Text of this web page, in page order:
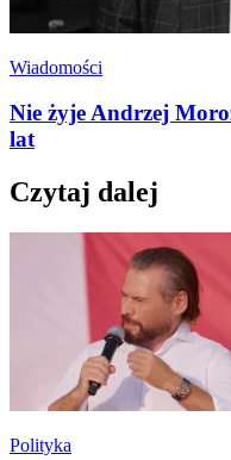
Wiadomości
Nie żyje Andrzej
lat
Czytaj dalej
Polityka